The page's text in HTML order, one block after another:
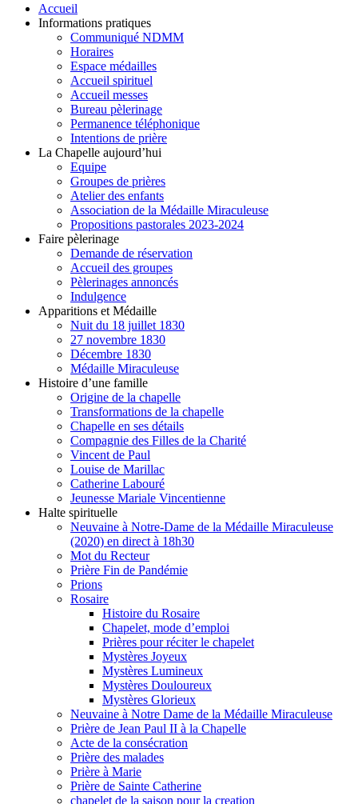
Accueil
Informations pratiques
Communiqué NDMM
Horaires
Espace médailles
Accueil spirituel
Accueil messes
Bureau pèlerinage
Permanence téléphonique
Intentions de prière
La Chapelle aujourd’hui
Equipe
Groupes de prières
Atelier des enfants
Association de la Médaille Miraculeuse
Propositions pastorales 2023-2024
Faire pèlerinage
Demande de réservation
Accueil des groupes
Pèlerinages annoncés
Indulgence
Apparitions et Médaille
Nuit du 18 juillet 1830
27 novembre 1830
Décembre 1830
Médaille Miraculeuse
Histoire d’une famille
Origine de la chapelle
Transformations de la chapelle
Chapelle en ses détails
Compagnie des Filles de la Charité
Vincent de Paul
Louise de Marillac
Catherine Labouré
Jeunesse Mariale Vincentienne
Halte spirituelle
Neuvaine à Notre-Dame de la Médaille Miraculeuse
(2020) en direct à 18h30
Mot du Recteur
Prière Fin de Pandémie
Prions
Rosaire
Histoire du Rosaire
Chapelet, mode d’emploi
Prières pour réciter le chapelet
Mystères Joyeux
Mystères Lumineux
Mystères Douloureux
Mystères Glorieux
Neuvaine à Notre Dame de la Médaille Miraculeuse
Prière de Jean Paul II à la Chapelle
Acte de la consécration
Prière des malades
Prière à Marie
Prière de Sainte Catherine
chapelet de la saison pour la creation